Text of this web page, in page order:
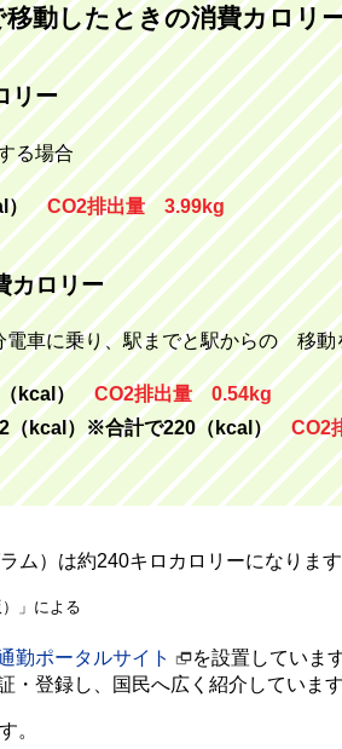
動したときの消費カロリ
リー
る場合
CO2排出量 3.99kg
カロリー
電車に乗り、駅までと駅からの 移動
kcal）
CO2排出量 0.54kg
（kcal）※合計で220（kcal）
CO2
ム）は約240キロカロリーになります
」による
勤ポータルサイト
を設置していま
・登録し、国民へ広く紹介しています
。